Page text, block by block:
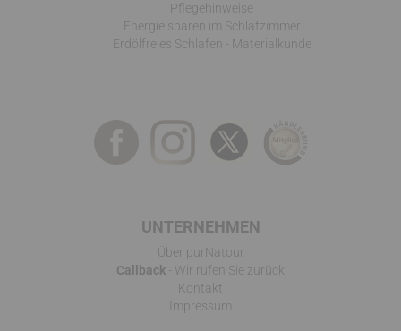
Pflegehinweise
Energie sparen im Schlafzimmer
Erdölfreies Schlafen - Materialkunde
UNTERNEHMEN
Über purNatour
Callback - Wir rufen Sie zurück
Kontakt
Impressum